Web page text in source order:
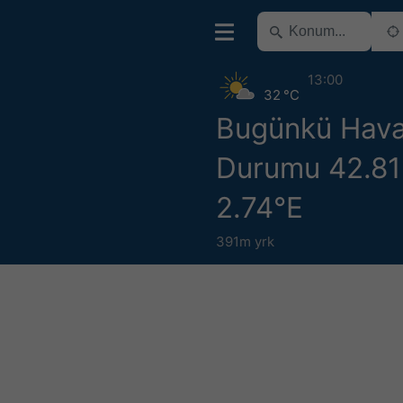
Bugünkü
Durumu
2.74°E
391m yrk
32 °C
13:00